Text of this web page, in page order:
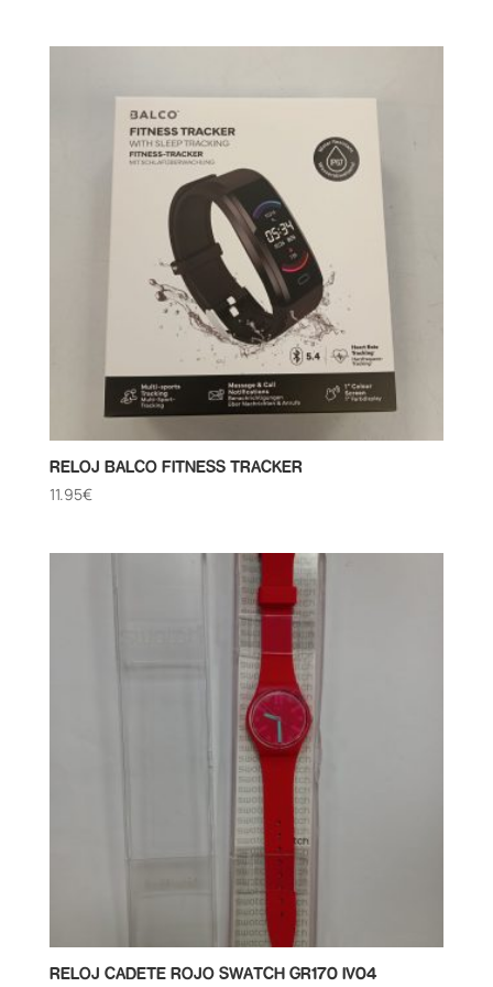
RELOJ BALCO FITNESS TRACKER
11.95€
RELOJ CADETE ROJO SWATCH GR170 IV04